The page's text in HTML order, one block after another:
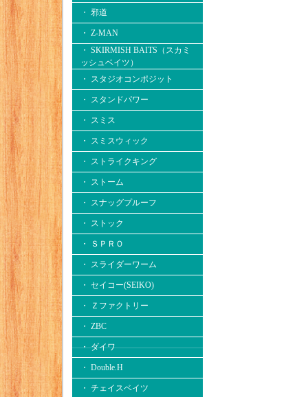
・ 邪道
・ Z-MAN
・ SKIRMISH BAITS（スカミ
ッシュベイツ）
・ スタジオコンポジット
・ スタンドパワー
・ スミス
・ スミスウィック
・ ストライクキング
・ ストーム
・ スナッグプルーフ
・ ストック
・ ＳＰＲＯ
・ スライダーワーム
・ セイコー(SEIKO)
・ Ｚファクトリー
・ ZBC
・ ダイワ
・ Double.H
・ チェイスベイツ